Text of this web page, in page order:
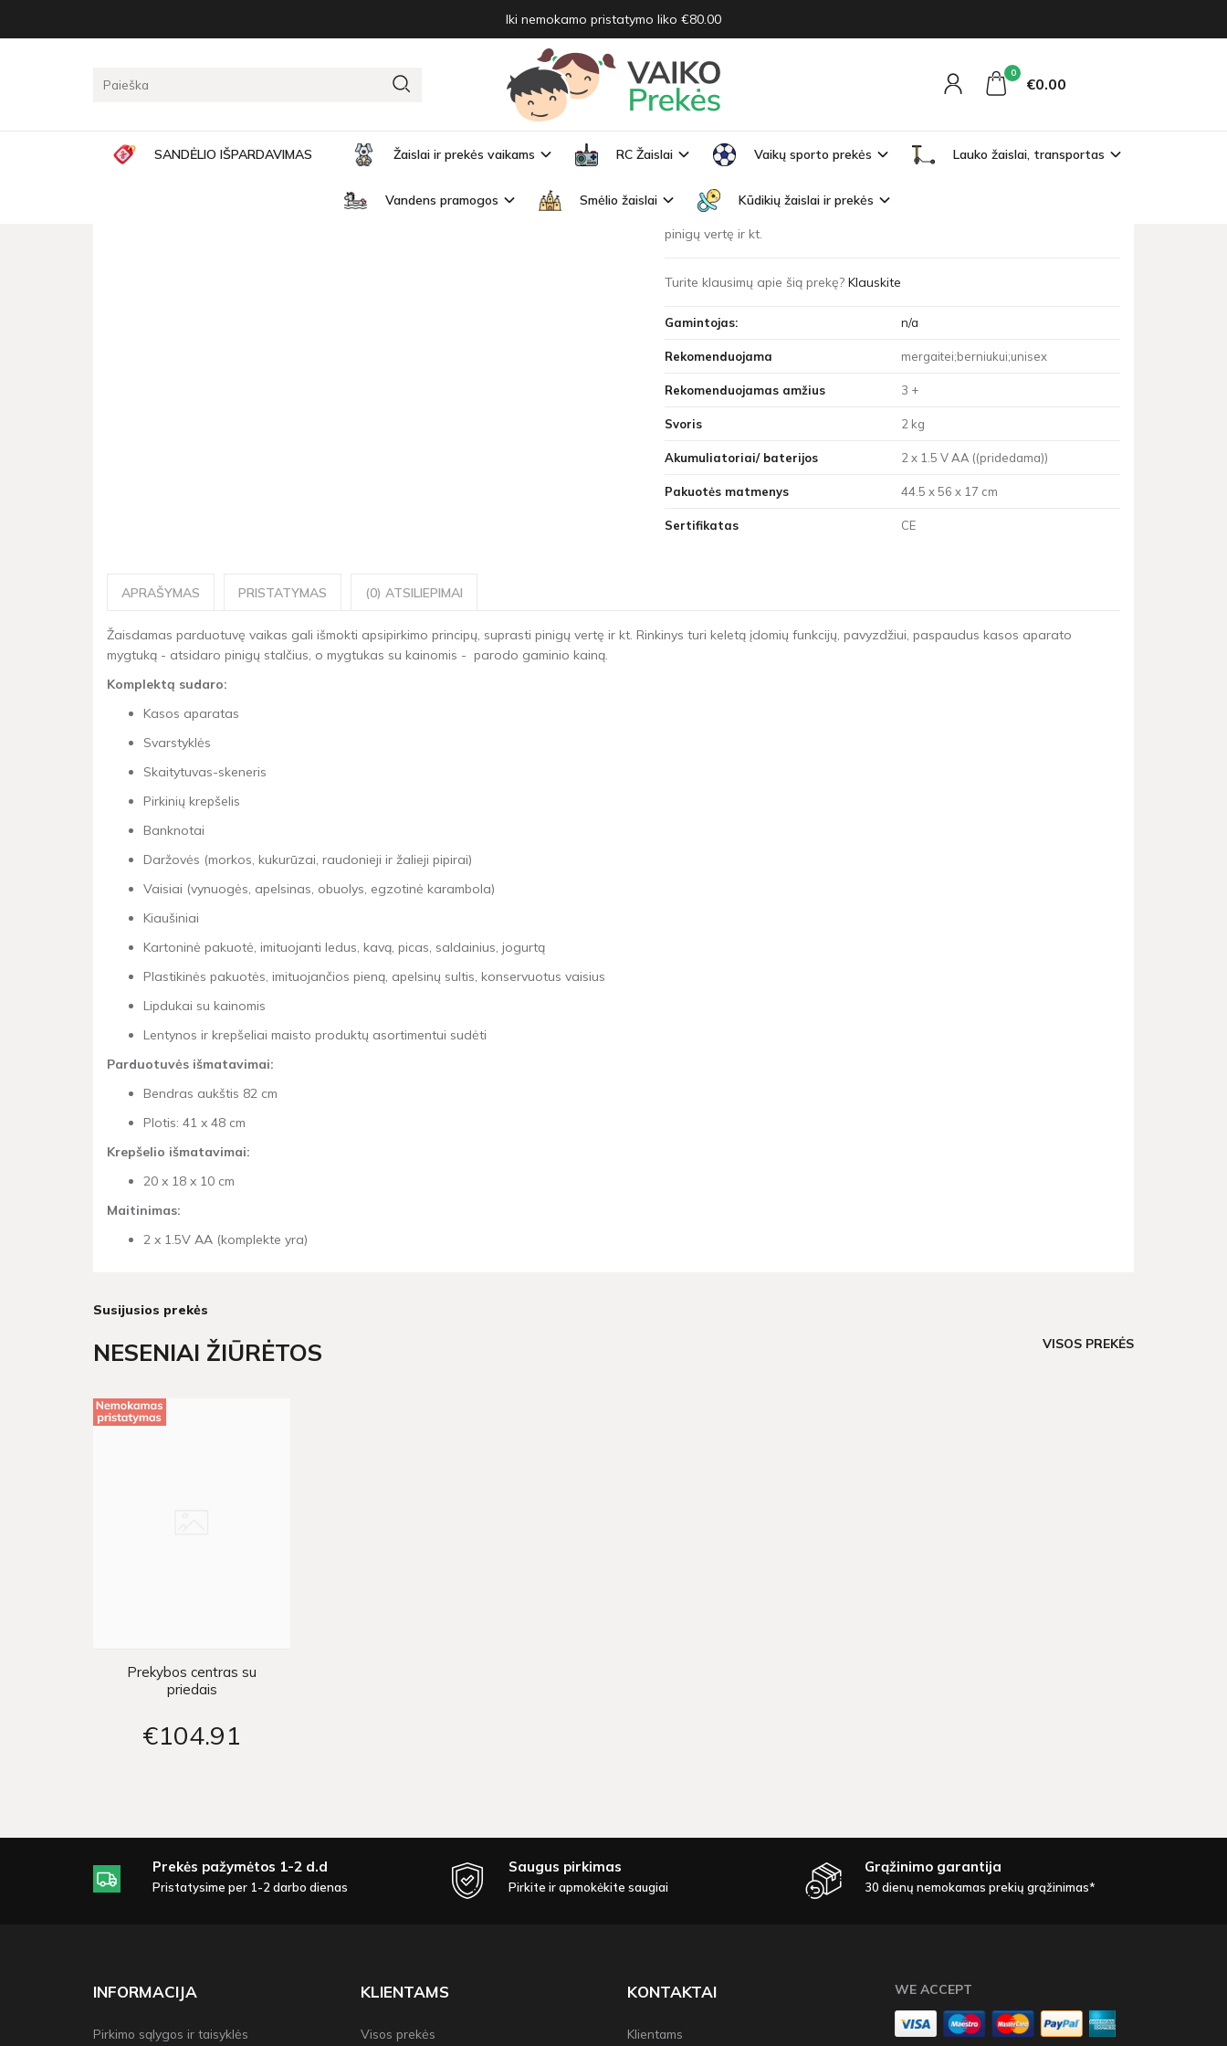
Iki nemokamo pristatymo liko €80.00
0
€0 00
SANDĖLIO IŠPARDAVIMAS Žaislai ir prekės vaikams RC Žaislai Vaikų sporto prekės Lauko žaislai, transportas
Vandens pramogos Smėlio žaislai Kūdikių žaislai ir prekės
Pagrindinis Žaislų naujienos Prekybos centras su priedais
PREKYBOS CENTRAS SU PRIEDAIS
Prekės kodas:
Turimas kiekis:
Išparduota
Žaisdamas parduotuvę vaikas gali išmokti apsipirkimo principų, suprasti
pinigų vertę ir kt.
Turite klausimų apie šią prekę? Klauskite
Gamintojas: n/a
Rekomenduojama mergaitei;berniukui;unisex
Rekomenduojamas amžius 3 +
Svoris 2 kg
Akumuliatoriai/ baterijos 2 x 1.5 V AA ((pridedama))
Pakuotės matmenys 44.5 x 56 x 17 cm
Sertifikatas CE
APRAŠYMAS PRISTATYMAS (0) ATSILIEPIMAI
Žaisdamas parduotuvę vaikas gali išmokti apsipirkimo principų, suprasti pinigų vertę ir kt. Rinkinys turi keletą įdomių funkcijų, pavyzdžiui, paspaudus kasos aparato
mygtuką - atsidaro pinigų stalčius, o mygtukas su kainomis - parodo gaminio kainą.
Komplektą sudaro:
Kasos aparatas
Svarstyklės
Skaitytuvas-skeneris
Pirkinių krepšelis
Banknotai
Daržovės (morkos, kukurūzai, raudonieji ir žalieji pipirai)
Vaisiai (vynuogės, apelsinas, obuolys, egzotinė karambola)
Kiaušiniai
Kartoninė pakuotė, imituojanti ledus, kavą, picas, saldainius, jogurtą
Plastikinės pakuotės, imituojančios pieną, apelsinų sultis, konservuotus vaisius
Lipdukai su kainomis
Lentynos ir krepšeliai maisto produktų asortimentui sudėti
Parduotuvės išmatavimai:
Bendras aukštis 82 cm
Plotis: 41 x 48 cm
Krepšelio išmatavimai:
20 x 18 x 10 cm
Maitinimas:
2 x 1.5V AA (komplekte yra)
Susijusios prekės
NESENIAI ŽIŪRĖTOS VISOS PREKĖS
Prekybos centras su
priedais
€104 91
Prekės pažymėtos 1-2 d.d
Pristatysime per 1-2 darbo dienas
Saugus pirkimas
Pirkite ir apmokėkite saugiai
Grąžinimo garantija
30 dienų nemokamas prekių grąžinimas*
INFORMACIJA
Pirkimo sąlygos ir taisyklės
KLIENTAMS
Visos prekės
KONTAKTAI
Klientams
WE ACCEPT